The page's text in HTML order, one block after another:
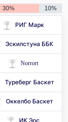
30% 10%
РИГ Марк
Эскилстуна ББК
Norrort
Туреберг Баскет
Оккелбо Баскет
ИК Эос